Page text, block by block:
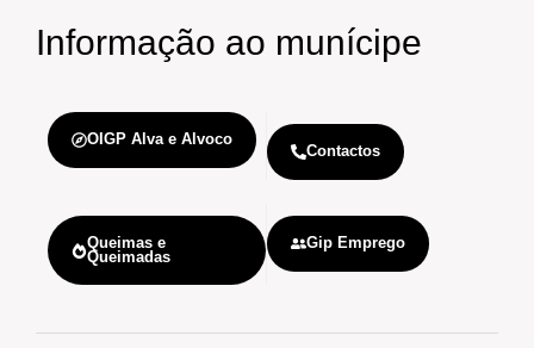
Informação ao munícipe
OIGP Alva e Alvoco
Contactos
Queimas e
Queimadas
Gip Emprego